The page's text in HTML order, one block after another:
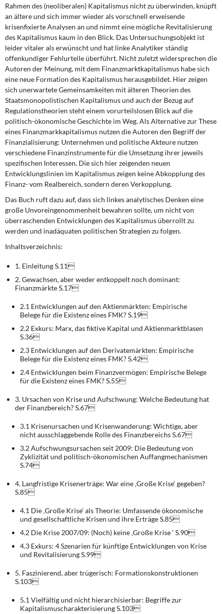
Rosa-Luxemburg-Stiftung
Über mich
Kontakt
Rahmen des (neoliberalen) Kapitalismus nicht zu überwinden, knüpft
an ältere und sich immer wieder als vorschnell erweisende
krisenfixierte Analysen an und nimmt eine mögliche Revitalisierung
des Kapitalismus kaum in den Blick. Das Untersuchungsobjekt ist
leider vitaler als erwünscht und hat linke Analytiker ständig
offenkundiger Fehlurteile überführt. Nicht zuletzt widersprechen die
Autoren der Meinung, mit dem Finanzmarktkapitalismus habe sich
eine neue Formation des Kapitalismus herausgebildet. Hier zeigen
sich unerwartete Gemeinsamkeiten mit älteren Theorien des
Staatsmonopolistischen Kapitalismus und auch der Bezug auf
Regulationstheorien steht einem vorurteilslosen Blick auf die
politisch-ökonomische Geschichte im Weg. Als Alternative zur These
eines Finanzmarkkapitalismus nutzen die Autoren den Begriff der
Finanzialisierung: Unternehmen und politische Akteure nutzen
verschiedene Finanzinstrumente für die Umsetzung ihrer jeweils
spezifischen Interessen. Die sich hier zeigenden neuen
Entwicklungslinien im Kapitalismus zeigen keine Abkopplung des
Finanz- vom Realbereich, sondern deren Verkopplung.
Das Buch ruft dazu auf, dass sich linkes analytisches Denken eine
große Unvoreingenommenheit bewahren sollte, um nicht von
überraschenden Entwicklungen des Kapitalismus überrollt zu
werden und inadäquaten politischen Strategien zu folgen.
Inhaltsverzeichnis:
1. Einleitung S.11
2. Gewachsen, aber weder entkoppelt noch dominant:
Finanzmärkte S.17
2.1 Entwicklungen auf den Aktienmärkten: Empirische
Belege für die Existenz eines FMK? S.19
2.2 Exkurs: Marx, das fiktive Kapital und Aktienmarktblasen
S.36
2.3 Entwicklungen auf den Derivatemärkten: Empirische
Belege für die Existenz eines FMK? S.42
2.4 Entwicklungen beim Finanzvermögen: Empirische Belege
für die Existenz eines FMK? S.55
3. Ursachen von Krise und Aufschwung: Welche Bedeutung hat
der Finanzbereich? S.67
3.1 Krisenursachen und Krisenwanderung: Wichtige, aber
nicht ausschlaggebende Rolle des Finanzbereichs S.67
3.2 Aufschwungsursachen seit 2009: Die Bedeutung von
Zyklizität und politisch-ökonomischen Auffangmechanismen
S.74
4. Langfristige Krisenerträge: War eine ‚Große Krise‘ gegeben?
S.85
4.1 Die ‚Große Krise‘ als Theorie: Umfassende ökonomische
und gesellschaftliche Krisen und ihre Erträge S.85
4.2 Die Krise 2007/09: (Noch) keine ‚Große Krise ‘ S.90
4.3 Exkurs: 4 Szenarien für künftige Entwicklungen von Krise
und Revitalisierung S.99
5. Faszinierend, aber trügerisch: Formationskonstruktionen
S.103
5.1 Vielfältig und nicht hierarchisierbar: Begriffe zur
Kapitalismuscharakterisierung S.103